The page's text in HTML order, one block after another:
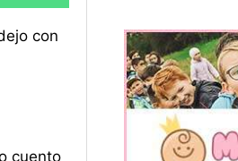
con
cuento